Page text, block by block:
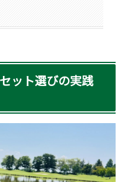
ット選びの実践